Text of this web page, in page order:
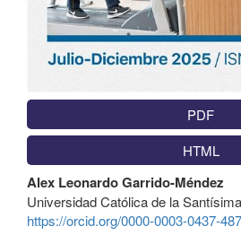
PDF
HTML
Contenido
principal
del
artículo
Alex Leonardo Garrido-Méndez
Universidad Católica de la
https://orcid.org/0000-0003-0437-